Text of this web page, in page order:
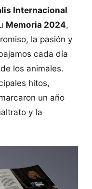
Internacional
Memoria 2024,
la pasión y
cada día
los animales.
hitos,
un año
y la